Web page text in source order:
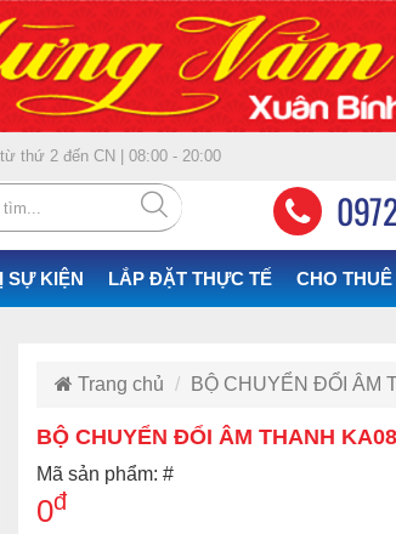
thứ 2 đến CN | 08:00 - 20:00
SỰ KIỆN LẮP ĐẶT THỰC TẾ CHO
Trang chủ BỘ CHUYỂN ĐỔI ÂM
BỘ CHUYỂN ĐỔI ÂM THANH KA08
Mã sản phẩm: #
0đ